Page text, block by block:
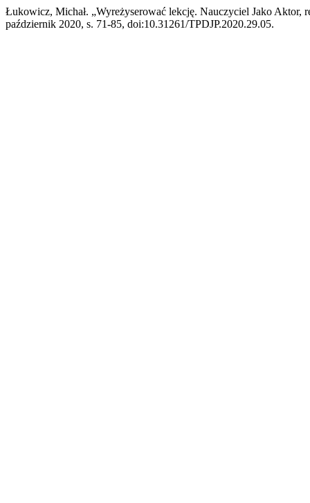
Łukowicz, Michał. „Wyreżyserować lekcję. Nauczyciel Jako Aktor,
październik 2020, s. 71-85, doi:10.31261/TPDJP.2020.29.05.